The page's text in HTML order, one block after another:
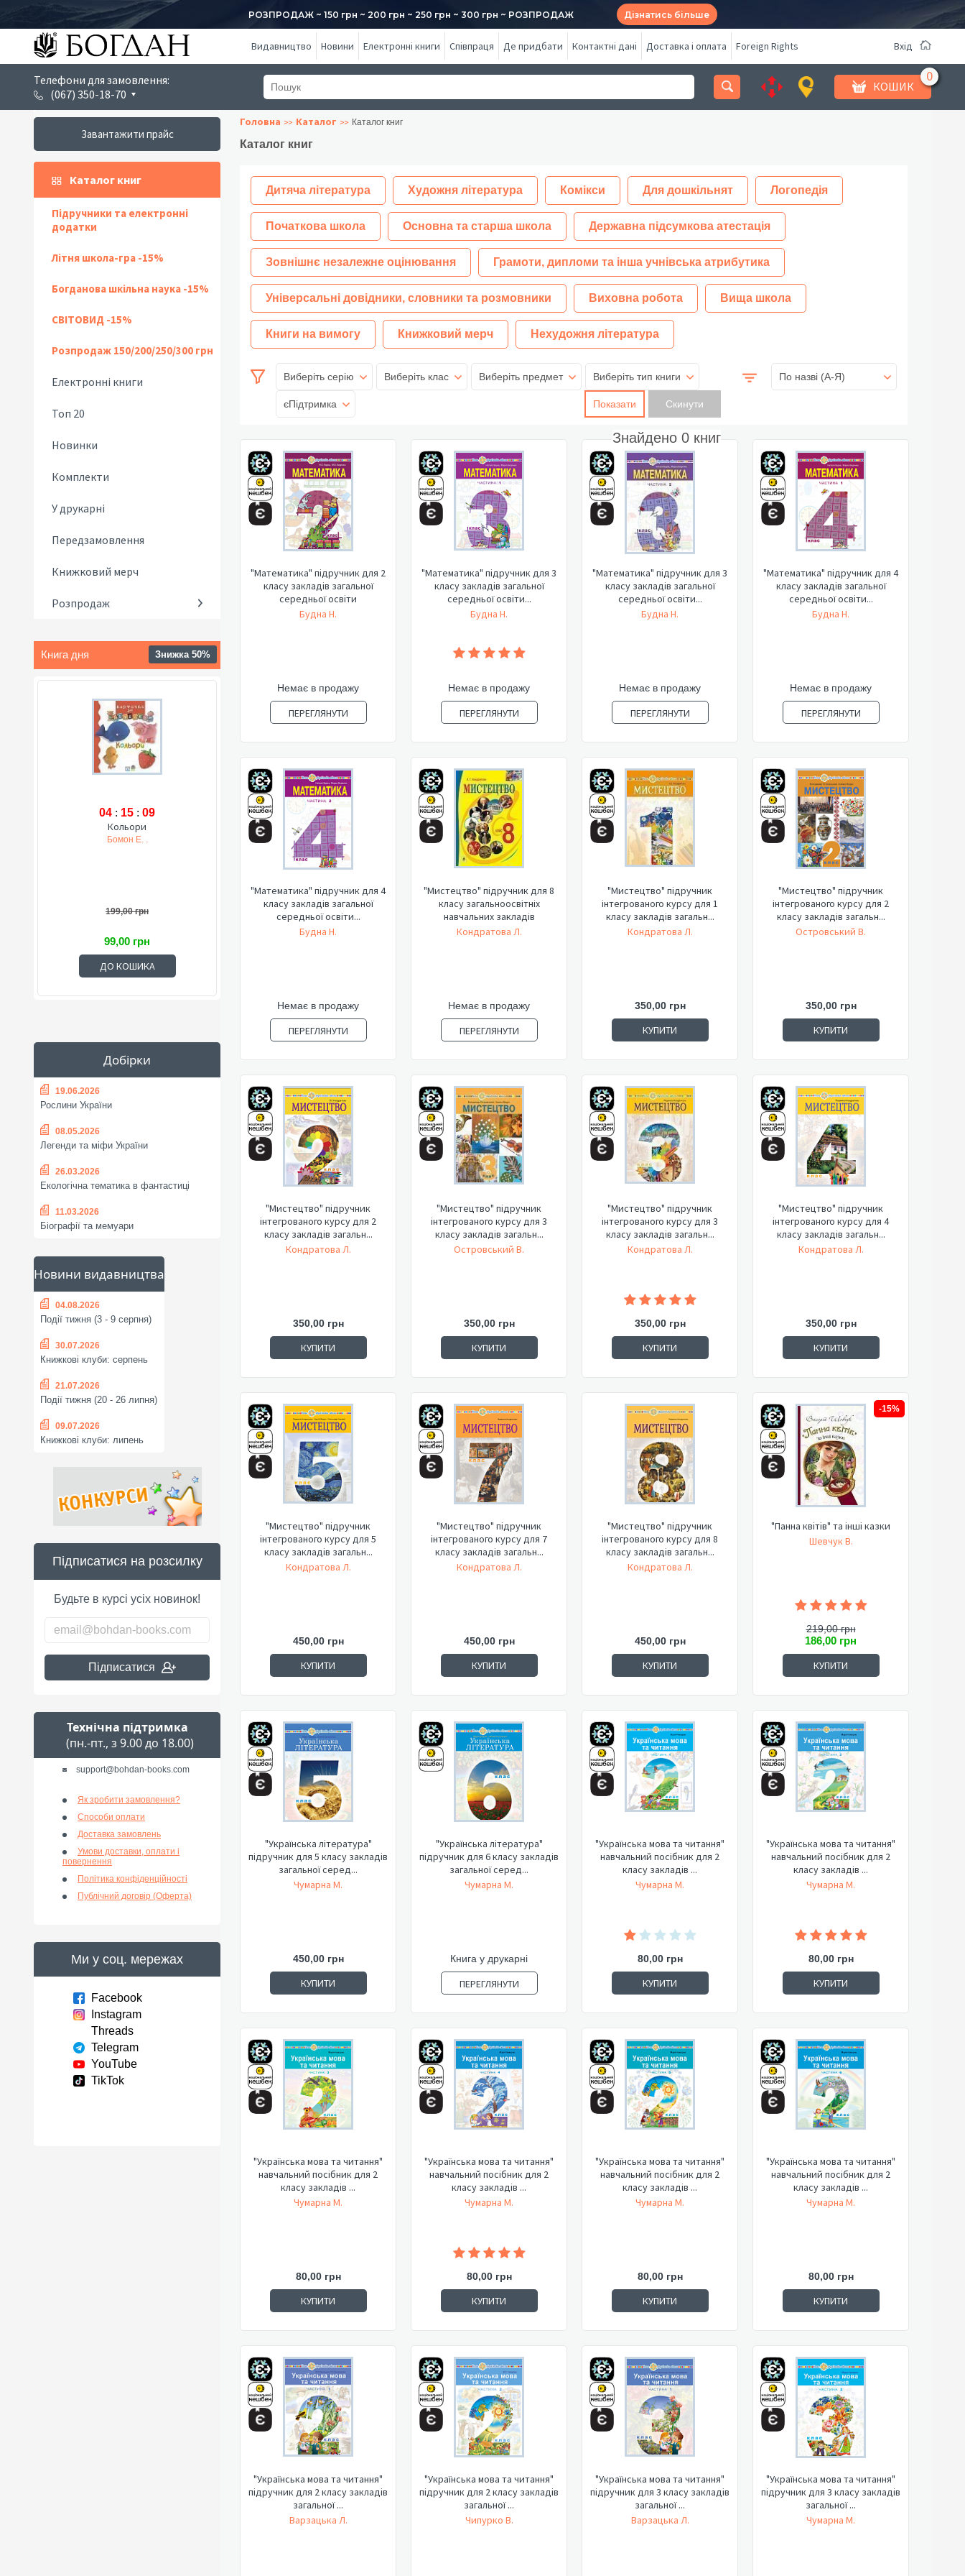
РОЗПРОДАЖ ~ 150 грн ~ 200 грн ~ 250 грн ~ 300 грн ~ РОЗПРОДАЖ Дізнатись більше
Видавництво Новини Електронні книги Співпраця Де придбати Контактні дані Доставка і оплата Foreign Rights Вхід
Телефони для замовлення:
(067) 350-18-70
КОШИК
Завантажити прайс
Каталог книг
Підручники та електронні
додатки
Літня школа-гра -15%
Богданова шкільна наука -15%
СВІТОВИД -15%
Розпродаж 150/200/250/300 грн
Електронні книги
Топ 20
Новинки
Комплекти
У друкарні
Передзамовлення
Книжковий мерч
Розпродаж
Книга дня Знижка 50%
04 : 15 : 08
Кольори
Бомон Е. .
199,00 грн
99,00 грн
ДО КОШИКА
Добірки
19.06.2026
Рослини України
08.05.2026
Легенди та міфи України
26.03.2026
Екологічна тематика в фантастиці
11.03.2026
Біографії та мемуари
Новини видавництва
04.08.2026
Події тижня (3 - 9 серпня)
30.07.2026
Книжкові клуби: серпень
21.07.2026
Події тижня (20 - 26 липня)
09.07.2026
Книжкові клуби: липень
Підписатися на розсилку
Будьте в курсі усіх новинок!
Підписатися
Технічна підтримка
(пн.-пт., з 9.00 до 18.00)
support@bohdan-books.com
Як зробити замовлення?
Способи оплати
Доставка замовлень
Умови доставки, оплати і
повернення
Політика конфіденційності
Публічний договір (Оферта)
Ми у соц. мережах
Facebook
Instagram
Threads
Telegram
YouTube
TikTok
Головна Каталог Каталог книг
Каталог книг
Дитяча література Художня література Комікси Для дошкільнят Логопедія
Початкова школа Основна та старша школа Державна підсумкова атестація
Зовнішнє незалежне оцінювання Грамоти, дипломи та інша учнівська атрибутика
Універсальні довідники, словники та розмовники Виховна робота Вища школа
Книги на вимогу Книжковий мерч Нехудожня література
Виберіть серію Виберіть клас Виберіть предмет Виберіть тип книги
єПідтримка Показати
Знайдено 0 книг
По назві (A-Я)
"Математика" підручник для 2
класу закладів загальної
середньої освіти
Будна Н.
Немає в продажу
ПЕРЕГЛЯНУТИ
"Математика" підручник для 3
класу закладів загальної
середньої освіти...
Будна Н.
Немає в продажу
ПЕРЕГЛЯНУТИ
"Математика" підручник для 3
класу закладів загальної
середньої освіти...
Будна Н.
Немає в продажу
ПЕРЕГЛЯНУТИ
"Математика" підручник для 4
класу закладів загальної
середньої освіти...
Будна Н.
Немає в продажу
ПЕРЕГЛЯНУТИ
"Математика" підручник для 4
класу закладів загальної
середньої освіти...
Будна Н.
Немає в продажу
ПЕРЕГЛЯНУТИ
"Мистецтво" підручник для 8
класу загальноосвітніх
навчальних закладів
Кондратова Л.
Немає в продажу
ПЕРЕГЛЯНУТИ
"Мистецтво" підручник
інтегрованого курсу для 1
класу закладів загальн...
Кондратова Л.
350,00 грн
КУПИТИ
"Мистецтво" підручник
інтегрованого курсу для 2
класу закладів загальн...
Островський В.
350,00 грн
КУПИТИ
"Мистецтво" підручник
інтегрованого курсу для 2
класу закладів загальн...
Кондратова Л.
350,00 грн
КУПИТИ
"Мистецтво" підручник
інтегрованого курсу для 3
класу закладів загальн...
Островський В.
350,00 грн
КУПИТИ
"Мистецтво" підручник
інтегрованого курсу для 3
класу закладів загальн...
Кондратова Л.
350,00 грн
КУПИТИ
"Мистецтво" підручник
інтегрованого курсу для 4
класу закладів загальн...
Кондратова Л.
350,00 грн
КУПИТИ
"Мистецтво" підручник
інтегрованого курсу для 5
класу закладів загальн...
Кондратова Л.
450,00 грн
КУПИТИ
"Мистецтво" підручник
інтегрованого курсу для 7
класу закладів загальн...
Кондратова Л.
450,00 грн
КУПИТИ
"Мистецтво" підручник
інтегрованого курсу для 8
класу закладів загальн...
Кондратова Л.
450,00 грн
КУПИТИ
-15%
"Панна квітів" та інші казки
Шевчук В.
219,00 грн
186,00 грн
КУПИТИ
"Українська література"
підручник для 5 класу закладів
загальної серед...
Чумарна М.
450,00 грн
КУПИТИ
"Українська література"
підручник для 6 класу закладів
загальної серед...
Чумарна М.
Книга у друкарні
ПЕРЕГЛЯНУТИ
"Українська мова та читання"
навчальний посібник для 2
класу закладів ...
Чумарна М.
80,00 грн
КУПИТИ
"Українська мова та читання"
навчальний посібник для 2
класу закладів ...
Чумарна М.
80,00 грн
КУПИТИ
"Українська мова та читання"
навчальний посібник для 2
класу закладів ...
Чумарна М.
80,00 грн
КУПИТИ
"Українська мова та читання"
навчальний посібник для 2
класу закладів ...
Чумарна М.
80,00 грн
КУПИТИ
"Українська мова та читання"
навчальний посібник для 2
класу закладів ...
Чумарна М.
80,00 грн
КУПИТИ
"Українська мова та читання"
навчальний посібник для 2
класу закладів ...
Чумарна М.
80,00 грн
КУПИТИ
"Українська мова та читання"
підручник для 2 класу закладів
загальної ...
Варзацька Л.
"Українська мова та читання"
підручник для 2 класу закладів
загальної ...
Чипурко В.
"Українська мова та читання"
підручник для 3 класу закладів
загальної ...
Варзацька Л.
"Українська мова та читання"
підручник для 3 класу закладів
загальної ...
Чумарна М.